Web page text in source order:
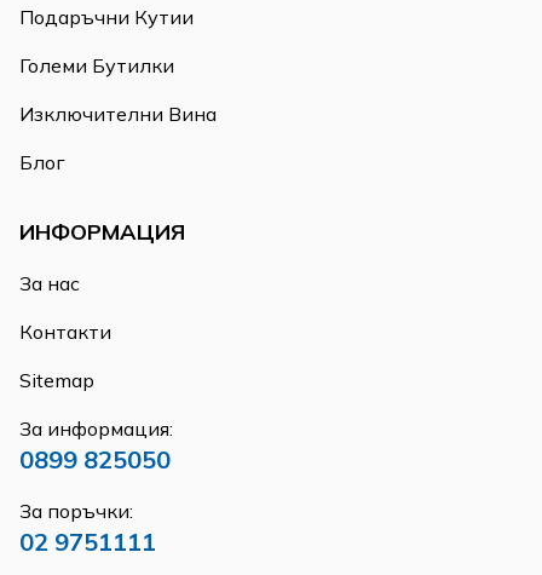
Подаръчни Кутии
Големи Бутилки
Изключителни Вина
Блог
ИНФОРМАЦИЯ
За нас
Контакти
Sitemap
За информация:
0899 825050
За поръчки:
02 9751111